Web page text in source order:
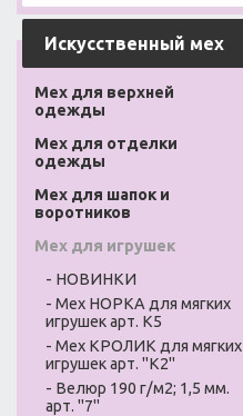
Искусственный мех
Мех для верхней
одежды
Мех для отделки
одежды
Мех для шапок и
воротников
Мех для игрушек
- НОВИНКИ
- Мех НОРКА для мягких
игрушек арт. К5
- Мех КРОЛИК для мягких
игрушек арт. "К2"
- Велюр 190 г/м2; 1,5 мм.
арт. "7"